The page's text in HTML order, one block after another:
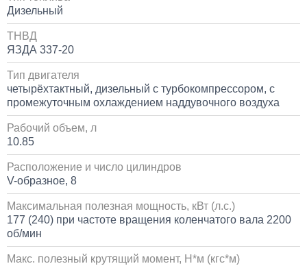
Дизельный
ТНВД
ЯЗДА 337-20
Тип двигателя
четырёхтактный, дизельный с турбокомпрессором, с
промежуточным охлаждением наддувочного воздуха
Рабочий объем, л
10.85
Расположение и число цилиндров
V-образное, 8
Максимальная полезная мощность, кВт (л.с.)
177 (240) при частоте вращения коленчатого вала 2200
об/мин
Макс. полезный крутящий момент, Н*м (кгс*м)